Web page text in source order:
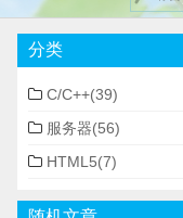
分类
C/C++(39)
服务器(56)
HTML5(7)